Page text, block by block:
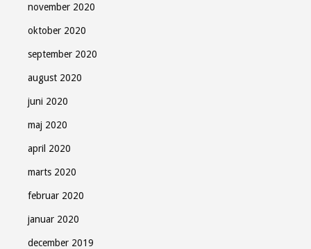
november 2020
oktober 2020
september 2020
august 2020
juni 2020
maj 2020
april 2020
marts 2020
februar 2020
januar 2020
december 2019